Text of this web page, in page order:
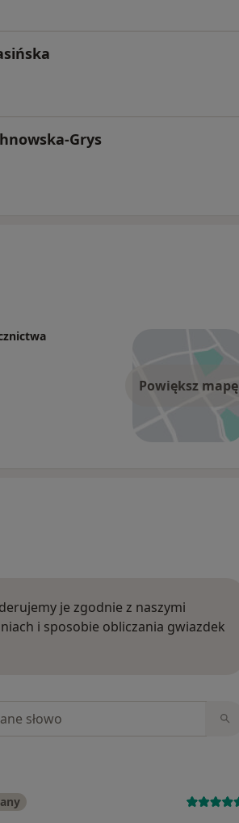
Grys
Powiększ mapę
je zgodnie z naszymi
i sposobie obliczania gwiazdek